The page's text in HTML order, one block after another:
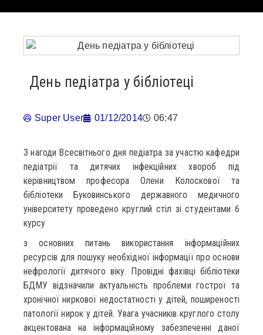
День педіатра у бібліотеці
Super User 01/12/2014 06:47
З нагоди Всесвітнього дня педіатра за участю кафедри
педіатрії та дитячих інфекційних хвороб під
керівництвом професора Олени Колоскової та
бібліотеки Буковинського державного медичного
університету проведено круглий стіл зі студентами 6
курсу
з основних питань використання інформаційних
ресурсів для пошуку необхідної інформації про основи
нефрології дитячого віку. Провідні фахівці бібліотеки
БДМУ відзначили актуальність проблеми гострої та
хронічної ниркової недостатності у дітей, поширеності
патології нирок у дітей. Увага учасників круглого столу
акцентована на інформаційному забезпеченні даної